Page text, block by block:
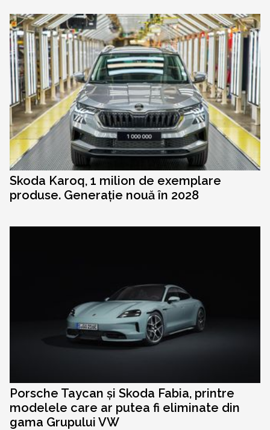
Skoda Karoq, 1 milion de exemplare
produse. Generație nouă în 2028
Porsche Taycan și Skoda Fabia, printre
modelele care ar putea fi eliminate din
gama Grupului VW